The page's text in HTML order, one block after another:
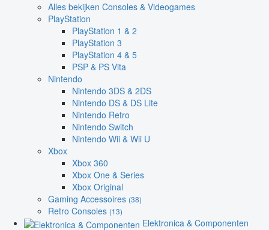
Alles bekijken Consoles & Videogames
PlayStation
PlayStation 1 & 2
PlayStation 3
PlayStation 4 & 5
PSP & PS Vita
Nintendo
Nintendo 3DS & 2DS
Nintendo DS & DS Lite
Nintendo Retro
Nintendo Switch
Nintendo Wii & Wii U
Xbox
Xbox 360
Xbox One & Series
Xbox Original
Gaming Accessoires (38)
Retro Consoles (13)
Elektronica & Componenten